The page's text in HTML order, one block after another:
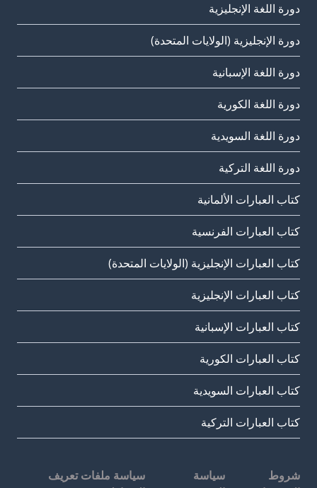
دورة اللغة الإنجليزية
دورة الإنجليزية (الولايات المتحدة)
دورة اللغة الإسبانية
دورة اللغة الكورية
دورة اللغة السويدية
دورة اللغة التركية
كتاب العبارات الألمانية
كتاب العبارات الفرنسية
كتاب العبارات الإنجليزية (الولايات المتحدة)
كتاب العبارات الإنجليزية
كتاب العبارات الإسبانية
كتاب العبارات الكورية
كتاب العبارات السويدية
كتاب العبارات التركية
شروط
سياسة
سياسة ملفات تعريف